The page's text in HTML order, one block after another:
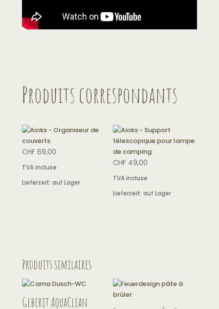
Produits correspondants
CHF69,00
TVA incluse
Lieferzeit: auf Lager
CHF 49,00
TVA incluse
Lieferzeit:auf Lager
Produits similaires
Geberit AquaClean